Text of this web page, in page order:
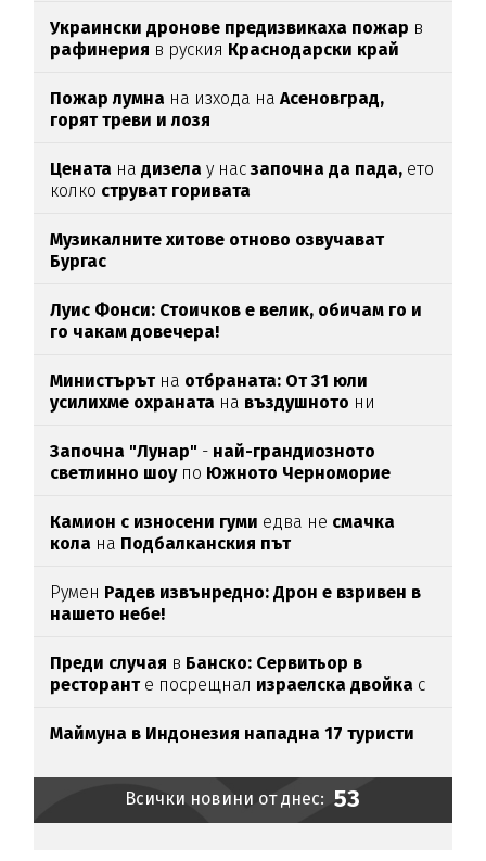
Украински дронове предизвикаха пожар в
рафинерия в руския Краснодарски край
Пожар лумна на изхода наАсеновград,
горят треви и лозя
Цената надизела у насзапочна да пада, ето
колко струват горивата
Музикалните хитове отново озвучават
Бургас
Луис Фонси: Стоичков е велик, обичам го и
го чакам довечера!
Министърътна отбраната: От 31 юли
усилихме охраната на въздушното ни
Започна "Лунар" - най-грандиозното
светлинно шоупо Южното Черноморие
Камион с износени гуми едва нe смачка
кола на Подбалканския път
Румен Радев извънредно: Дрон е взривен в
нашето небе!
Преди случая в Банско: Сервитьор в
ресторант е посрещнал израелска двойка с
Маймуна в Индонезия нападна 17 туристи
Всички новини от днес: 53